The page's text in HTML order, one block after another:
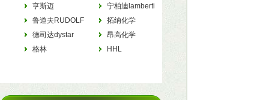
亨斯迈
HUNTSMAN
宁柏迪lamberti
鲁道夫RUDOLF
拓纳化学
tanatexchemicals
德司达dystar
昂高化学
archroma
格林 HHL